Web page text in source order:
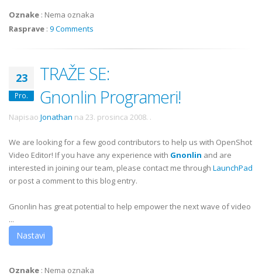
Oznake : Nema oznaka
Rasprave : 9 Comments
23
Pro.
TRAŽE SE:
Gnonlin Programeri!
Napisao Jonathan na 23. prosinca 2008. .
We are looking for a few good contributors to help us with OpenShot
Video Editor! If you have any experience with Gnonlin and are
interested in joining our team, please contact me through LaunchPad
or post a comment to this blog entry.
Gnonlin has great potential to help empower the next wave of video
...
Nastavi
Oznake : Nema oznaka